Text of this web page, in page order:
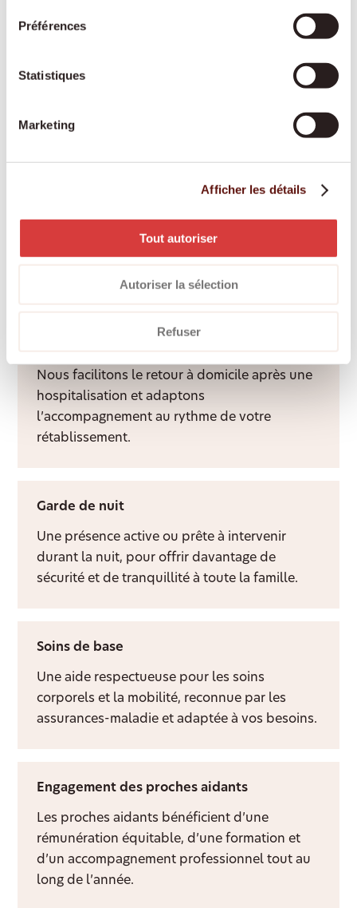
Préférences
Statistiques
Marketing
Afficher les détails
Tout autoriser
Autoriser la sélection
Refuser
Une personne fixe et spécialement formée
quotidien, dans le respect des habitudes de
Une présence attentive et un visage familier
apportent du lien social, de la structure et
davantage de qualité de vie à domicile.
Nous facilitons le retour à domicile après une
hospitalisation et adaptons
l’accompagnement au rythme de votre
rétablissement.
Garde de nuit
Une présence active ou prête à intervenir
durant la nuit, pour offrir davantage de
sécurité et de tranquillité à toute la famille.
Soins de base
Une aide respectueuse pour les soins
corporels et la mobilité, reconnue par les
assurances-maladie et adaptée à vos besoins.
Engagement des proches aidants
Les proches aidants bénéficient d’une
rémunération équitable, d’une formation et
d’un accompagnement professionnel tout au
long de l’année.